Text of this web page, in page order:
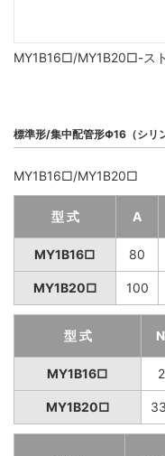
MY1B16□/MY1B20□-ス
標準形/集中配管形Φ16（シリ
MY1B16□/MY1B20□
型 式 A
MY1B16□ 80
MY1B20□ 100
型 式
MY1B16□
MY1B20□